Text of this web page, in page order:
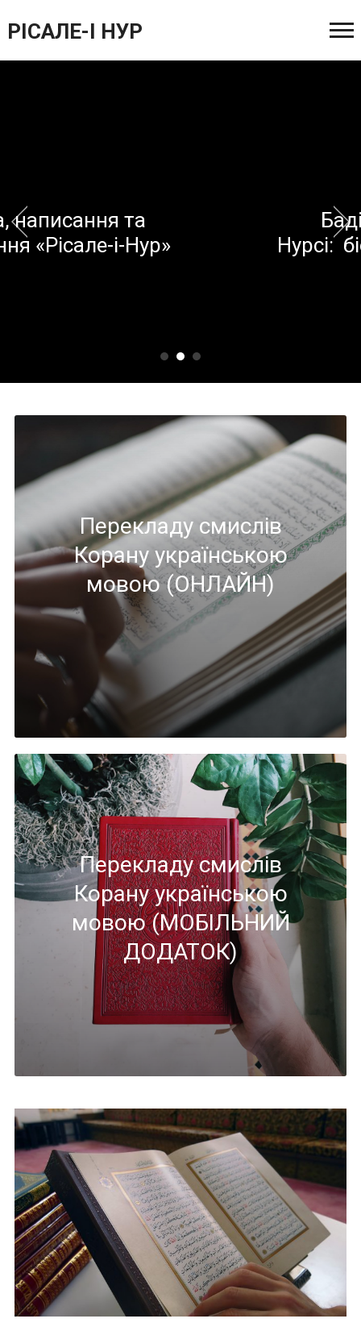
РІСАЛЕ-І НУР
Бадіуззаман Саїд
Нурсі: біографічний нарис
Перекладу смислів
Корану українською
мовою (ОНЛАЙН)
Перекладу смислів
Корану українською
мовою (МОБІЛЬНИЙ
ДОДАТОК)